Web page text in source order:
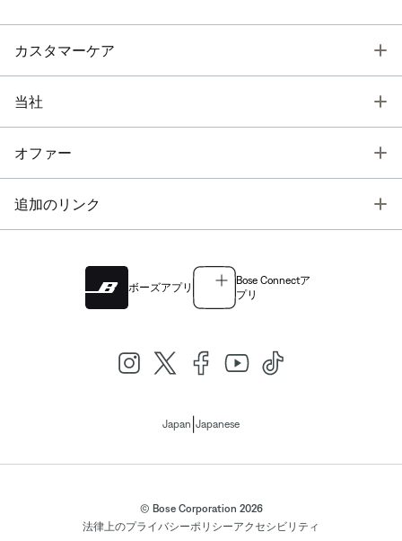
カスタマーケア
当社
オファー
追加のリンク
ボーズアプリ
Bose Connectア
プリ
Japan Japanese
© Bose Corporation 2026
法律上のプライバシーポリシーアクセシビリティ